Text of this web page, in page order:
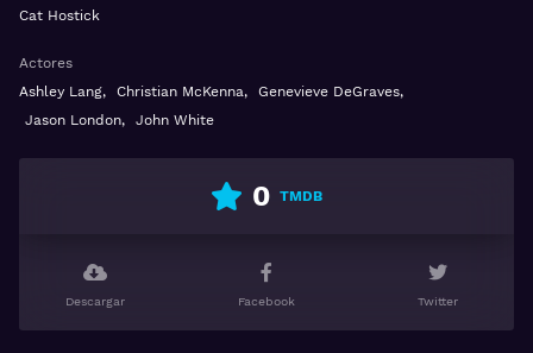
Cat Hostick
Actores
Ashley Lang, Christian McKenna, Genevieve DeGraves,
Jason London, John White
0 TMDB
Descargar Facebook Twitter